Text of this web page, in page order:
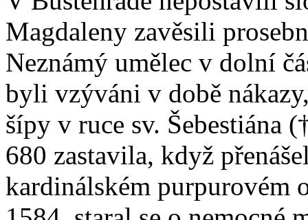
Magdaleny zavěsili
Neznámý umělec v dolní
byli vzýváni v době
šípy v ruce sv. Šebestiána
680 zastavila, když
kardinálském purpurovém